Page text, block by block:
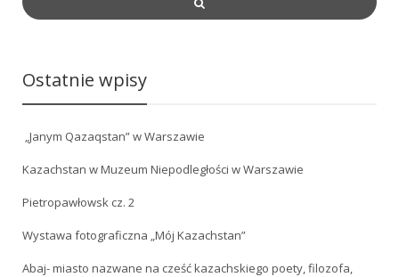
Ostatnie wpisy
„Janym Qazaqstan” w Warszawie
Kazachstan w Muzeum Niepodległości w Warszawie
Pietropawłowsk cz. 2
Wystawa fotograficzna „Mój Kazachstan”
Abaj- miasto nazwane na cześć kazachskiego poety, filozofa,